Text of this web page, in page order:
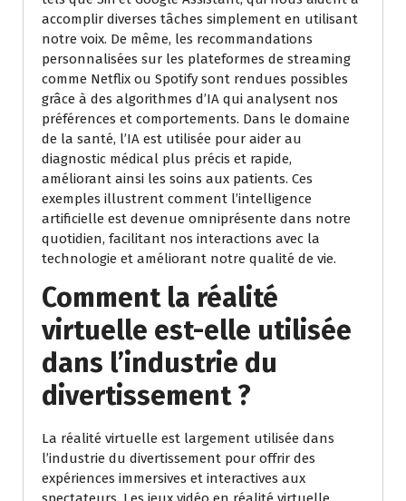
accomplir diverses tâches simplement en utilisant
notre voix. De même, les recommandations
personnalisées sur les plateformes de streaming
comme Netflix ou Spotify sont rendues possibles
grâce à des algorithmes d’IA qui analysent nos
préférences et comportements. Dans le domaine
de la santé, l’IA est utilisée pour aider au
diagnostic médical plus précis et rapide,
améliorant ainsi les soins aux patients. Ces
exemples illustrent comment l’intelligence
artificielle est devenue omniprésente dans notre
quotidien, facilitant nos interactions avec la
technologie et améliorant notre qualité de vie.
Comment la réalité
virtuelle est-elle utilisée
dans l’industrie du
divertissement ?
La réalité virtuelle est largement utilisée dans
l’industrie du divertissement pour offrir des
expériences immersives et interactives aux